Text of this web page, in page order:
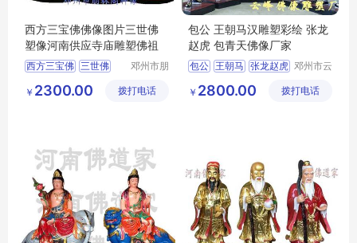
西方三宝佛佛像图片三世佛
塑像河南供应寺庙雕塑佛祖
西方三宝佛 三世佛
邓州市朋
品店
￥ 2300.00 拨打电话
包公 王朝马汉雕塑彩绘 张龙
赵虎 包青天佛像厂家
包公 王朝马 张龙赵虎 邓州市云
塑厂
￥ 2800.00 拨打电话